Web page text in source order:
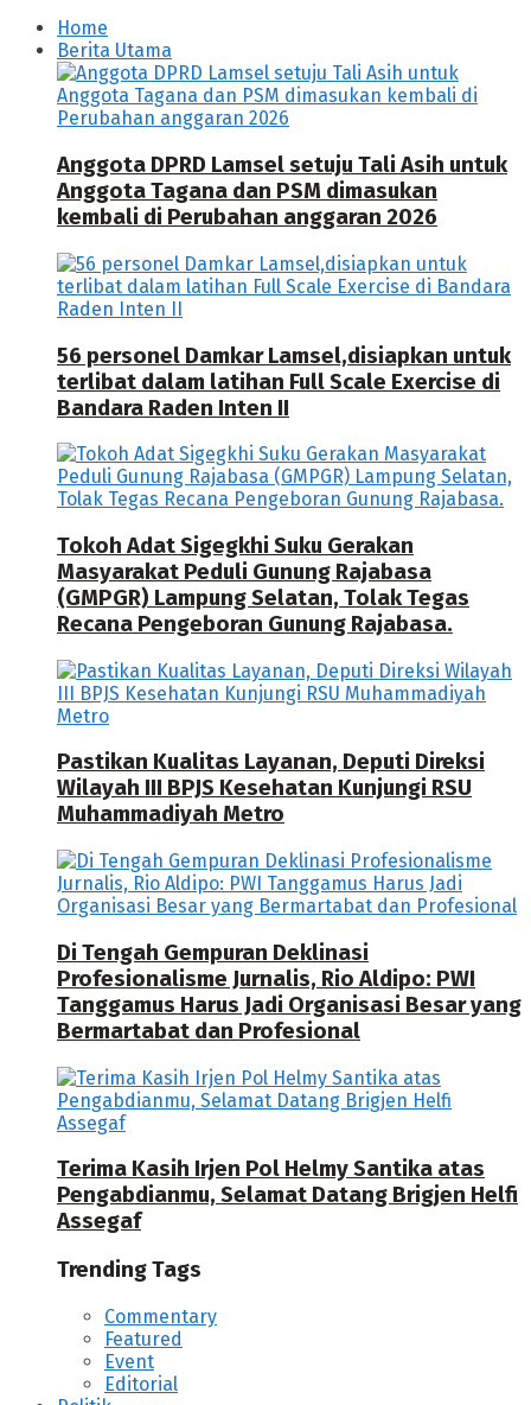
Home
Berita Utama
Anggota DPRD Lamsel setuju Tali Asih untuk
Anggota Tagana dan PSM dimasukan
kembali di Perubahan anggaran 2026
56 personel Damkar Lamsel,disiapkan untuk
terlibat dalam latihan Full Scale Exercise di
Bandara Raden Inten II
Tokoh Adat Sigegkhi Suku Gerakan
Masyarakat Peduli Gunung Rajabasa
(GMPGR) Lampung Selatan, Tolak Tegas
Recana Pengeboran Gunung Rajabasa.
Pastikan Kualitas Layanan, Deputi Direksi
Wilayah III BPJS Kesehatan Kunjungi RSU
Muhammadiyah Metro
Di Tengah Gempuran Deklinasi
Profesionalisme Jurnalis, Rio Aldipo: PWI
Tanggamus Harus Jadi Organisasi Besar yang
Bermartabat dan Profesional
Terima Kasih Irjen Pol Helmy Santika atas
Pengabdianmu, Selamat Datang Brigjen Helfi
Assegaf
Trending Tags
Commentary
Featured
Event
Editorial